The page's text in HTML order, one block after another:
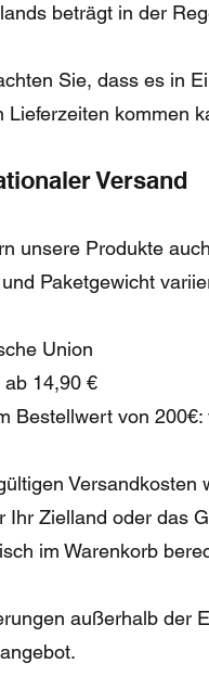
beträgt in der
Sie, dass es in
Lieferzeiten kommen
Versand
unsere Produkte
Paketgewicht
Union
ab 14,90 €
Bestellwert von
Ihr Zielland oder das
im Warenkorb
außerhalb der